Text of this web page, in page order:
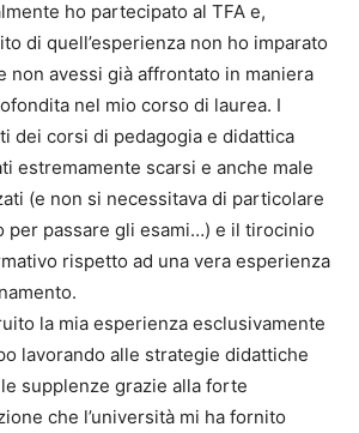
ho partecipato al TFA e,
di quell’esperienza non ho imparato
non avessi già affrontato in maniera
nel mio corso di laurea. I
dei corsi di pedagogia e didattica
estremamente scarsi e anche male
(e non si necessitava di particolare
per passare gli esami…) e il tirocinio
rispetto ad una vera esperienza
la mia esperienza esclusivamente
lavorando alle strategie didattiche
supplenze grazie alla forte
che l’università mi ha fornito